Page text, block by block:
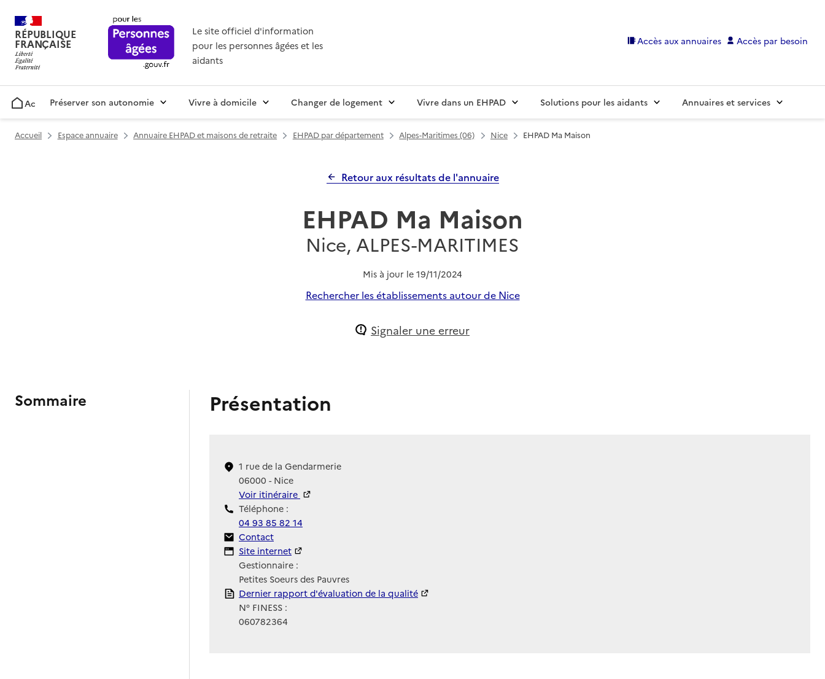
RÉPUBLIQUE
FRANÇAISE
Le site officiel d'information
pour les personnes âgées et les
aidants
Accès aux annuaires Accès par besoin
AccueilPréserver son autonomie Vivre à domicile Changer de logement Vivre dans un EHPAD Solutions pour les aidants Annuaires et services
Accueil Espace annuaire Annuaire EHPAD et maisons de retraite EHPAD par département Alpes-Maritimes (06) Nice EHPAD Ma Maison
Retour aux résultats de l'annuaire
EHPAD Ma Maison
Nice, ALPES-MARITIMES
Mis à jour le 19/11/2024
Rechercher les établissements autour de Nice
Signaler une erreur
Sommaire Présentation
1 rue de la Gendarmerie
06000 - Nice
Voir itinéraire
Téléphone :
04 93 85 82 14
Contact
Contact
Site Internet
Site internet
Gestionnaire :
Petites Soeurs des Pauvres
Rapport HAS
Dernier rapport d'évaluation de la qualité
N° FINESS :
060782364